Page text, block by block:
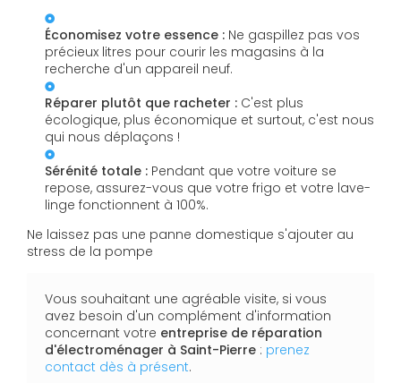
Économisez votre essence : Ne gaspillez pas vos
précieux litres pour courir les magasins à la
recherche d'un appareil neuf.
Réparer plutôt que racheter : C'est plus
écologique, plus économique et surtout, c'est nous
qui nous déplaçons !
Sérénité totale : Pendant que votre voiture se
repose, assurez-vous que votre frigo et votre lave-
linge fonctionnent à 100%.
Ne laissez pas une panne domestique s'ajouter au
stress de la pompe
Vous souhaitant une agréable visite, si vous
avez besoin d'un complément d'information
concernant votre entreprise de réparation
d'électroménager à Saint-Pierre : prenez
contact dès à présent.